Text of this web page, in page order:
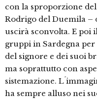
con la sproporzione
Rodrigo del Duemila –
uscirà sconvolta. E poi
gruppi in Sardegna
del signore e dei suoi
ma soprattutto con
sistemazione.
ha sempre alluso nei